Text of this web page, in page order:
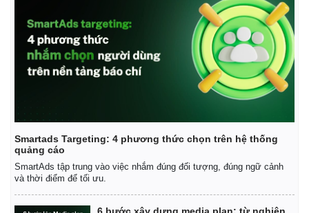
Smartads Targeting: 4 phương thức chọn trên hệ thống
quảng cáo
SmartAds tập trung vào việc nhắm đúng đối tượng, đúng ngữ cảnh
và thời điểm để tối ưu.